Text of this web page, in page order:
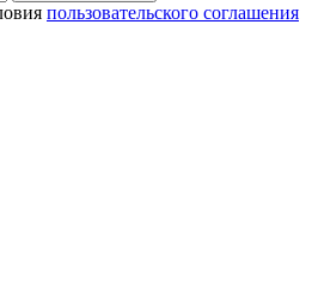
пользовательского соглашения